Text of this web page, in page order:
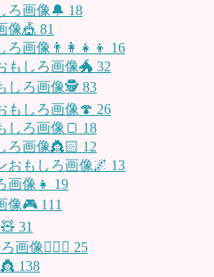
ろ画像🔔 18
像🎪 81
ろ画像👨‍👩‍👧‍👦 16
もしろ画像🐲 32
しろ画像🕵️ 83
もしろ画像🍄 26
しろ画像🍞 18
ろ画像👸🏻 12
おもしろ画像🌌 13
画像👧 19
像🎮 111
31
画像🧍🏼‍♂️ 25
138